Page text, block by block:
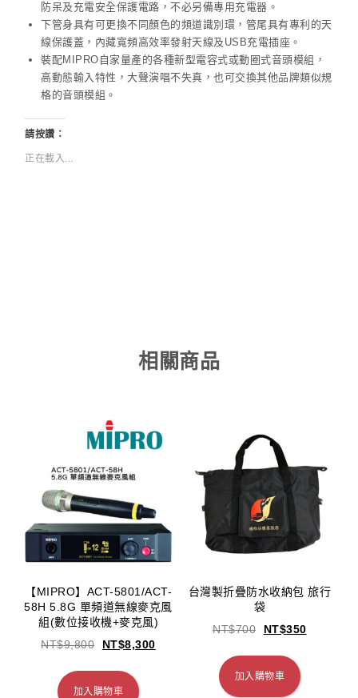
防呆及充電安全保護電路，不必另備專用充電器。
下管身具有可更換不同顏色的頻道識別環，管尾具有專利的天
線保護蓋，內藏寬頻高效率發射天線及USB充電插座。
裝配MIPRO自家量產的各種新型電容式或動圈式音頭模組，
高動態輸入特性，大聲演唱不失真，也可交換其他品牌類似規
格的音頭模組。
請按讚：
正在載入...
相關商品
【MIPRO】ACT-5801/ACT-
58H 5.8G 單頻道無線麥克風
組(數位接收機+麥克風)
NT$9,800 NT$8,300
加入購物車
台灣製折疊防水收納包 旅行
袋
NT$700 NT$350
加入購物車